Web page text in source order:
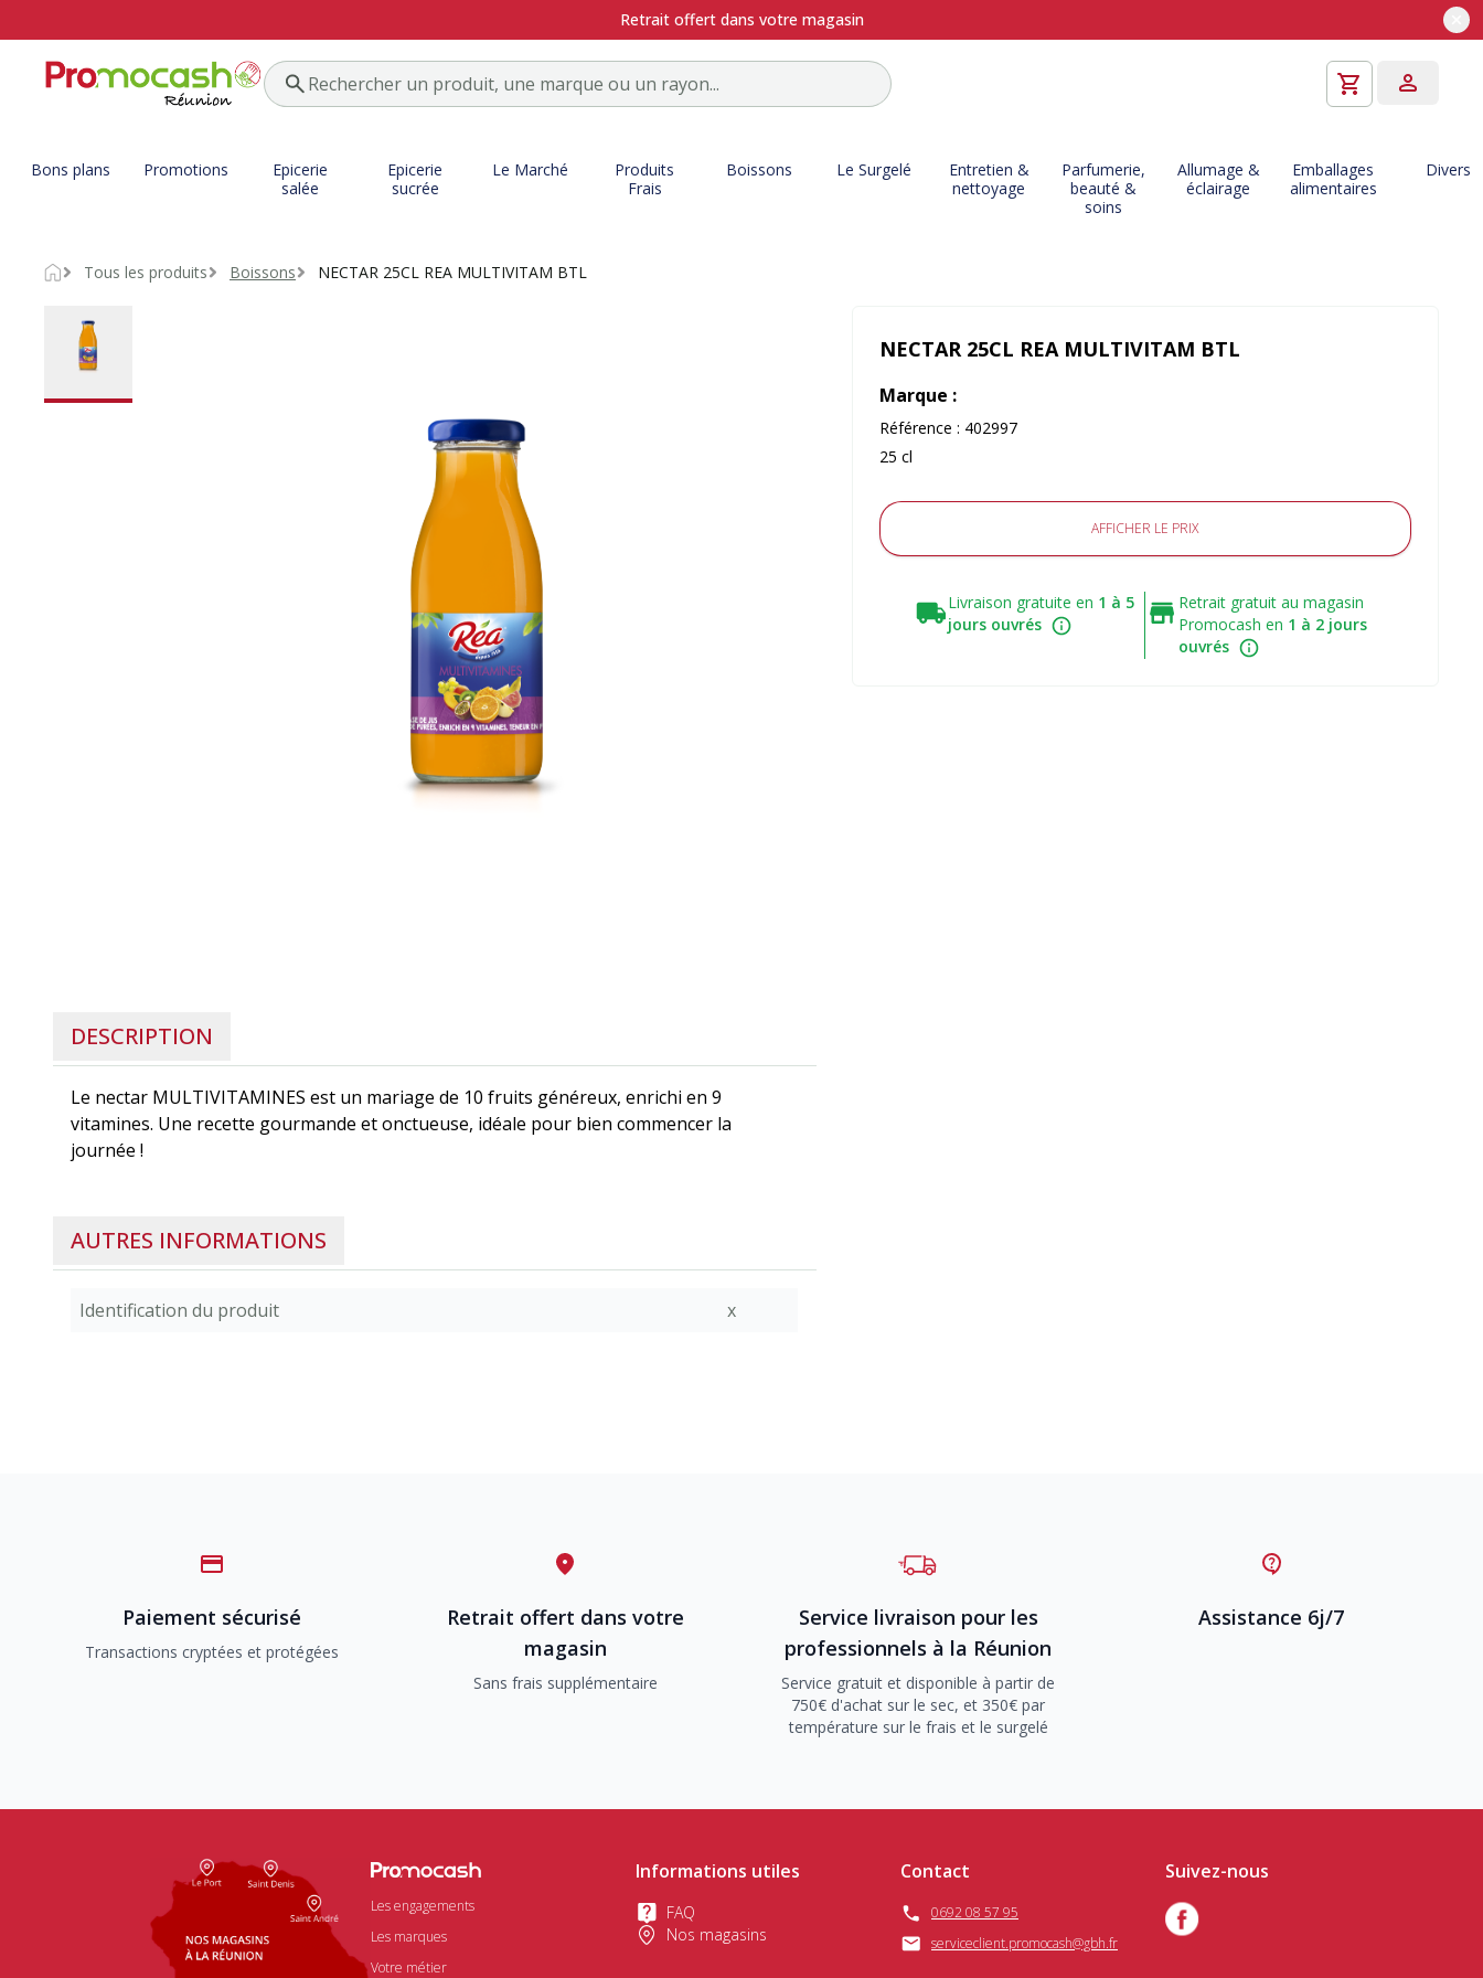
Retrait offert dans votre magasin
Bons plans Promotions
Epicerie
salée
Epicerie
sucrée
Le Marché
Produits
Frais
Boissons Le Surgelé
Entretien &
nettoyage
Parfumerie,
beauté &
soins
Allumage &
éclairage
Emballages
alimentaires
Divers
Tous les produits Boissons NECTAR 25CL REA MULTIVITAM BTL
NECTAR 25CL REA MULTIVITAM BTL
Marque :
Référence : 402997
25 cl
AFFICHER LE PRIX
Livraison gratuite en 1 à 5
jours ouvrés
Retrait gratuit au magasin
Promocash en 1 à 2 jours
ouvrés
DESCRIPTION
Le nectar MULTIVITAMINES est un mariage de 10 fruits généreux, enrichi en 9
vitamines. Une recette gourmande et onctueuse, idéale pour bien commencer la
journée !
AUTRES INFORMATIONS
Identification du produit x
Paiement sécurisé
Transactions cryptées et protégées
Retrait offert dans votre
magasin
Sans frais supplémentaire
Service livraison pour les
professionnels à la Réunion
Service gratuit et disponible à partir de
750€ d'achat sur le sec, et 350€ par
température sur le frais et le surgelé
Assistance 6j/7
Les engagements
Les marques
Votre métier
Informations utiles
FAQ
Nos magasins
Contact
0692 08 57 95
serviceclient.promocash@gbh.fr
Suivez-nous